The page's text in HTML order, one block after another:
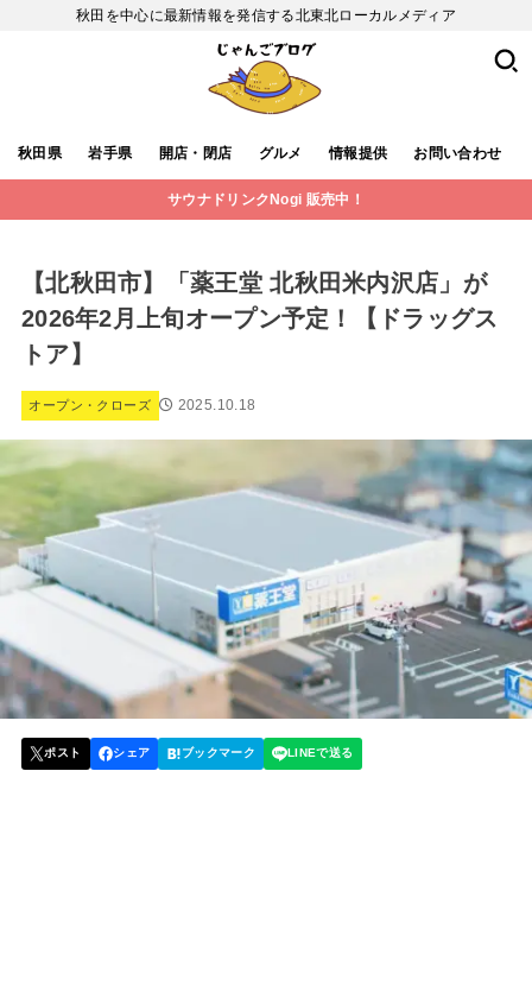
秋田を中心に最新情報を発信する北東北ローカルメディア
秋田県 岩手県 開店・閉店 グルメ 情報提供 お問い合わせ
サウナドリンクNogi 販売中！
【北秋田市】「薬王堂 北秋田米内沢店」が
2026年2月上旬オープン予定！【ドラッグス
トア】
オープン・クローズ 2025.10.18